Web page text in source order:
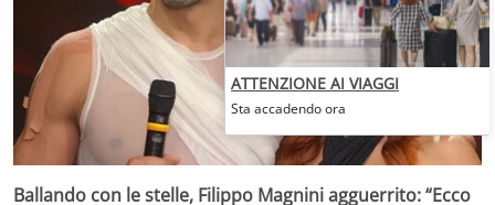
Ballando con le stelle, Filippo Magnini agguerrito: “Ecco
ATTENZIONE AI VIAGGI
Sta accadendo ora